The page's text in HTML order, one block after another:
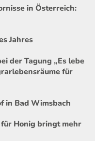
in Österreich:
Jahres
der Tagung „Es lebe
für
in Bad Wimsbach
Honig bringt mehr